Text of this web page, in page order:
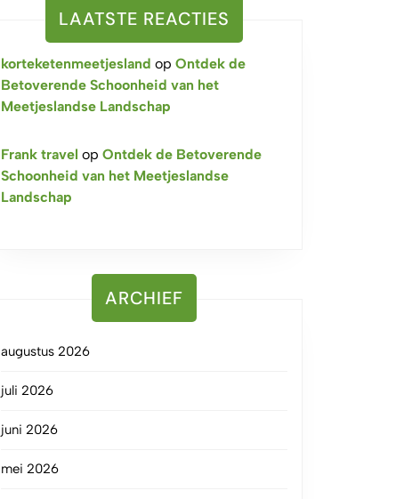
LAATSTE REACTIES
korteketenmeetjesland op Ontdek de
Betoverende Schoonheid van het
Meetjeslandse Landschap
Frank travel op Ontdek de Betoverende
Schoonheid van het Meetjeslandse
Landschap
ARCHIEF
augustus 2026
juli 2026
juni 2026
mei 2026